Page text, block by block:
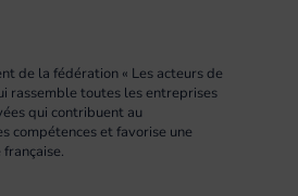
de la fédération « Les acteurs de
rassemble toutes les entreprises
qui contribuent au
compétences et favorise une